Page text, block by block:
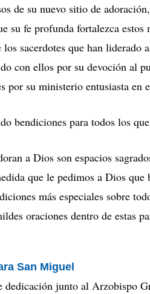
de su nuevo sitio de
su fe profunda fortalezca estos
sacerdotes que han liderado
con ellos por su devoción al
por su ministerio entusiasta en
bendiciones para todos los
a Dios son espacios
que le pedimos a Dios que
más especiales sobre
oraciones dentro de estas
San Miguel
dedicación junto al Arzobispo